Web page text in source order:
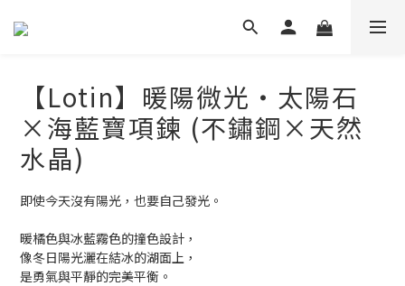
【Lotin】暖陽微光‧太陽石
×海藍寶項鍊 (不鏽鋼×天然
水晶)
即使今天沒有陽光，也要自己發光。
暖橘色與冰藍霧色的撞色設計，
像冬日陽光灑在結冰的湖面上，
是勇氣與平靜的完美平衡。